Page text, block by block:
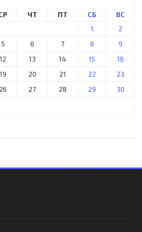
ЧТ ПТ СБ
ВС
1
2
5 6 7 8
9
12 13 14 15
16
19 20 21 22
23
26 27 28 29
30